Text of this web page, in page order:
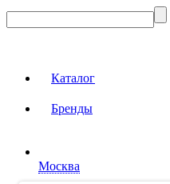
Каталог
Бренды
Москва